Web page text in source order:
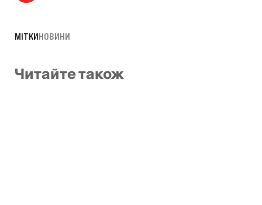
МІТКИНОВИНИ
Читайте також